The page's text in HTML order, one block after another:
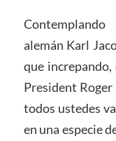
alemán Karl
que
President
todos ustedes
en una especie